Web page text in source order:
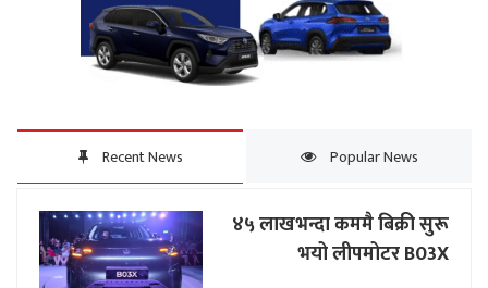
Recent News Popular News
४५ लाखभन्दा कममै बिक्री सुरू
भयो लीपमोटर B03X